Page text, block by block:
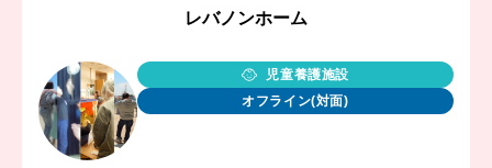
レバノンホーム
児童養護施設
オフライン(対面)